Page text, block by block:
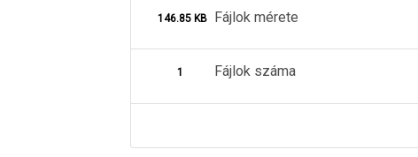
146.85 KB Fájlok mérete
1 Fájlok száma